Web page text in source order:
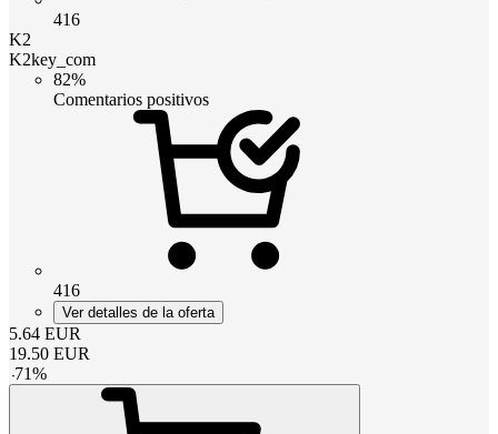
416
K2
K2key_com
82%
Comentarios positivos
416
Ver detalles de la oferta
5.64 EUR
19.50 EUR
-71%